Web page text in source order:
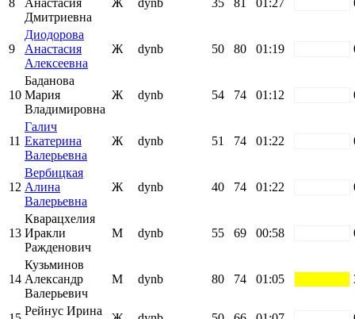
Дмитриевна
9
Диодорова
Анастасия
Алексеевна
Ж dynb 50 80 01:19
10
Баданова
Мария
Владимировна
Ж dynb 54 74 01:12
11
Галич
Екатерина
Валерьевна
Ж dynb 51 74 01:22
12
Вербицкая
Алина
Валерьевна
Ж dynb 40 74 01:22
13
Кварацхелия
Иракли
Ражденович
М dynb 55 69 00:58
14
Кузьминов
Александр
Валерьевич
М dynb 80 74 01:05
Рейнус Ирина